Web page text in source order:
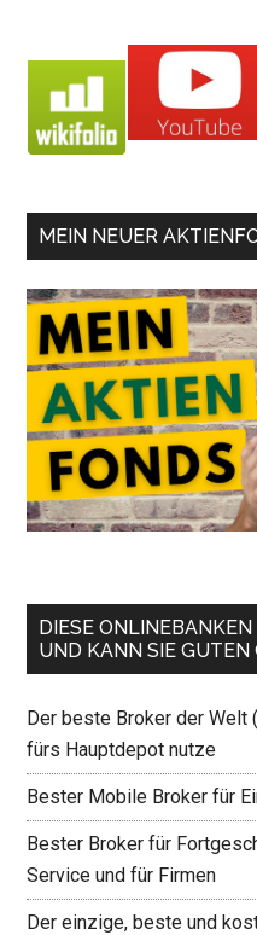
MEIN NEUER
DIESE
UND KANN SIE
Der beste Broker der Welt
fürs Hauptdepot nutze
Bester Mobile Broker für
Bester Broker für
Service und für Firmen
Der einzige, beste und